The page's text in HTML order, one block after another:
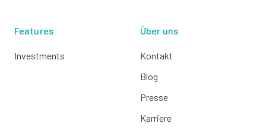
Features
Investments
Über uns
Kontakt
Blog
Presse
Karriere